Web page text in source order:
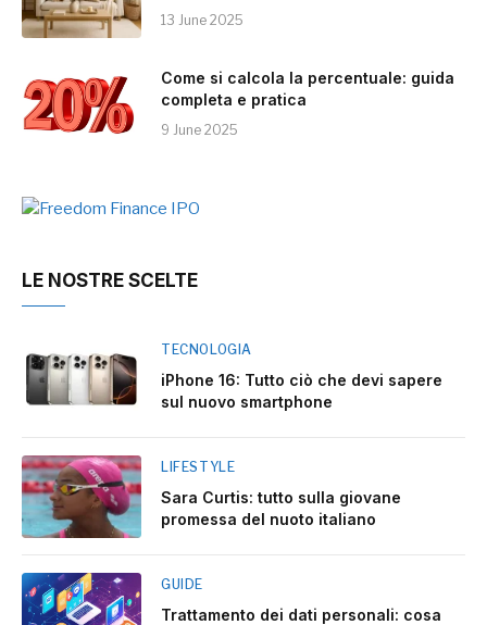
13 June 2025
Come si calcola la percentuale: guida
completa e pratica
9 June 2025
LE NOSTRE SCELTE
TECNOLOGIA
iPhone 16: Tutto ciò che devi sapere
sul nuovo smartphone
LIFESTYLE
Sara Curtis: tutto sulla giovane
promessa del nuoto italiano
GUIDE
Trattamento dei dati personali: cosa